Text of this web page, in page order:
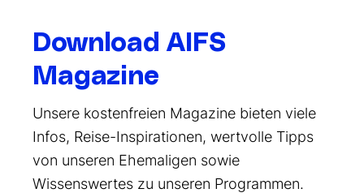
Download AIFS
Magazine
Unsere kostenfreien Magazine bieten viele
Infos, Reise-Inspirationen, wertvolle Tipps
von unseren Ehemaligen sowie
Wissenswertes zu unseren Programmen.